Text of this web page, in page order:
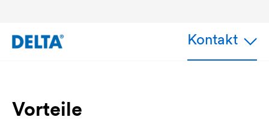
Kontakt
Vorteile